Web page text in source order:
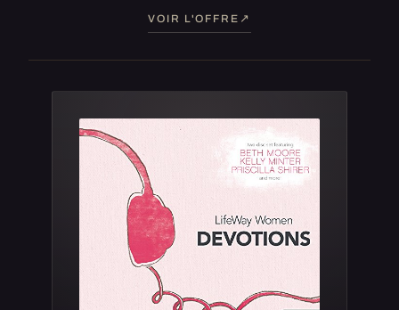
VOIR L'OFFRE